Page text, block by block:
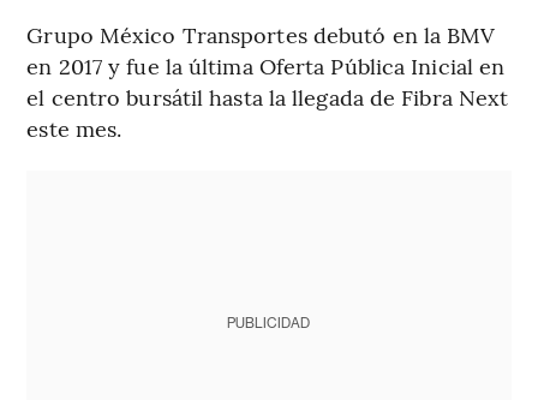
Grupo México Transportes debutó en la BMV
en 2017 y fue la última Oferta Pública Inicial en
el centro bursátil hasta la llegada de Fibra Next
este mes.
PUBLICIDAD